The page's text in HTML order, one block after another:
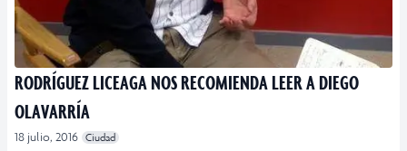
RODRÍGUEZ LICEAGA NOS RECOMIENDA LEER A DIEGO
OLAVARRÍA
18 julio, 2016 Ciudad